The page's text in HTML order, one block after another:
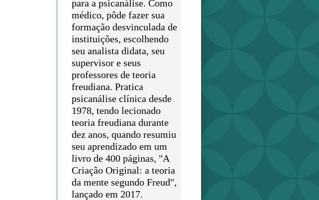
para a psicanálise. Como
médico, pôde fazer sua
formação desvinculada de
instituições, escolhendo
seu analista didata, seu
supervisor e seus
professores de teoria
freudiana. Pratica
psicanálise clínica desde
1978, tendo lecionado
teoria freudiana durante
dez anos, quando resumiu
seu aprendizado em um
livro de 400 páginas, "A
Criação Original: a teoria
da mente segundo Freud",
lançado em 2017.